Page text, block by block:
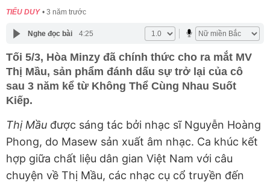
TIỂU DUY 3 năm trước
Nghe đọc bài 4:25
Tối 5/3, Hòa Minzy đã chính thức cho ra mắt MV
Thị Mầu, sản phẩm đánh dấu sự trở lại của cô
sau 3 năm kể từ Không Thể Cùng Nhau Suốt
Kiếp.
Thị Mầu được sáng tác bởi nhạc sĩ Nguyễn Hoàng
Phong, do Masew sản xuất âm nhạc. Ca khúc kết
hợp giữa chất liệu dân gian Việt Nam với câu
chuyện về Thị Mầu, các nhạc cụ cổ truyền đến